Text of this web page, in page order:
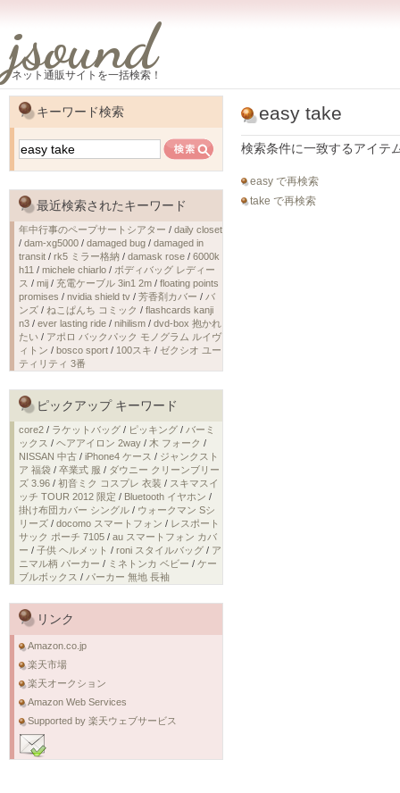
jsound
ネット通販サイトを一括検索！
easy take
検索条件に一致するアイテ
easy で再検索
take で再検索
キーワード検索
最近検索されたキーワード
年中行事のペープサートシアター / daily closet
/ dam-xg5000 / damaged bug / damaged in
transit / rk5 ミラー格納 / damask rose / 6000k
h11 / michele chiarlo / ボディバッグ レディー
ス / mij / 充電ケーブル 3in1 2m / floating points
promises / nvidia shield tv / 芳香剤カバー / バ
ンズ / ねこぱんち コミック / flashcards kanji
n3 / ever lasting ride / nihilism / dvd-box 抱かれ
たい / アポロ バックパック モノグラム ルイヴ
ィトン / bosco sport / 100スキ / ゼクシオ ユー
ティリティ 3番
ピックアップ キーワード
core2 / ラケットバッグ / ピッキング / バーミ
ックス / ヘアアイロン 2way / 木 フォーク /
NISSAN 中古 / iPhone4 ケース / ジャンクスト
ア 福袋 / 卒業式 服 / ダウニー クリーンブリー
ズ 3.96 / 初音ミク コスプレ 衣装 / スキマスイ
ッチ TOUR 2012 限定 / Bluetooth イヤホン /
掛け布団カバー シングル / ウォークマン Sシ
リーズ / docomo スマートフォン / レスポート
サック ポーチ 7105 / au スマートフォン カバ
ー / 子供 ヘルメット / roni スタイルバッグ / ア
ニマル柄 パーカー / ミネトンカ ベビー / ケー
ブルボックス / パーカー 無地 長袖
リンク
Amazon.co.jp
楽天市場
楽天オークション
Amazon Web Services
Supported by 楽天ウェブサービス